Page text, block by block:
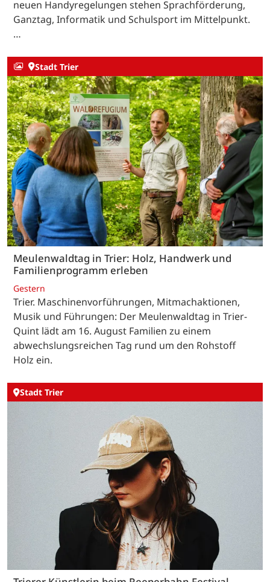
neuen Handyregelungen stehen Sprachförderung,
Ganztag, Informatik und Schulsport im Mittelpunkt.
…
Stadt Trier
Meulenwaldtag in Trier: Holz, Handwerk und
Familienprogramm erleben
Gestern
Trier. Maschinenvorführungen, Mitmachaktionen,
Musik und Führungen: Der Meulenwaldtag in Trier-
Quint lädt am 16. August Familien zu einem
abwechslungsreichen Tag rund um den Rohstoff
Holz ein.
Stadt Trier